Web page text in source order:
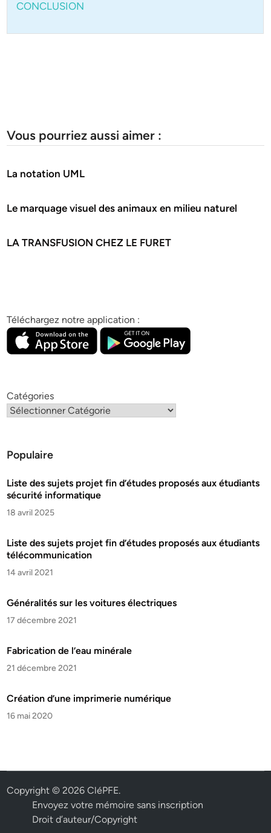
CONCLUSION
Vous pourriez aussi aimer :
La notation UML
Le marquage visuel des animaux en milieu naturel
LA TRANSFUSION CHEZ LE FURET
Téléchargez notre application :
Catégories
Populaire
Liste des sujets projet fin d’études proposés aux étudiants
sécurité informatique
18 avril 2025
Liste des sujets projet fin d’études proposés aux étudiants
télécommunication
14 avril 2021
Généralités sur les voitures électriques
17 décembre 2021
Fabrication de l’eau minérale
21 décembre 2021
Création d’une imprimerie numérique
16 mai 2020
Copyright © 2026CléPFE.
Envoyez votre mémoire sans inscription
Droit d’auteur/Copyright